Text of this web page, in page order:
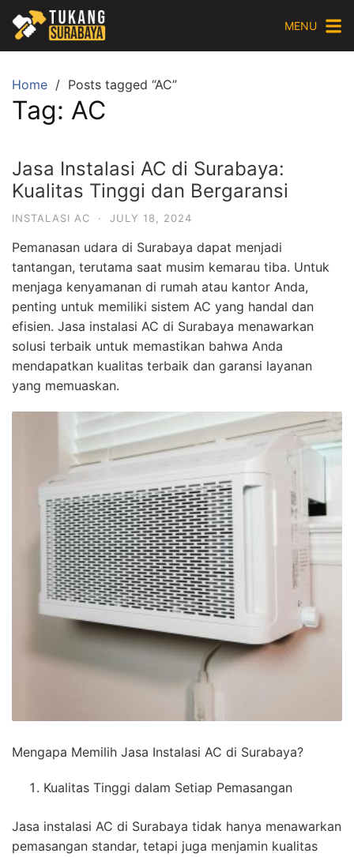
content
MENU
Home Posts tagged “AC”
Tag: AC
Jasa Instalasi AC di Surabaya:
Kualitas Tinggi dan Bergaransi
INSTALASI AC · JULY 18, 2024
Pemanasan udara di Surabaya dapat menjadi
tantangan, terutama saat musim kemarau tiba. Untuk
menjaga kenyamanan di rumah atau kantor Anda,
penting untuk memiliki sistem AC yang handal dan
efisien. Jasa instalasi AC di Surabaya menawarkan
solusi terbaik untuk memastikan bahwa Anda
mendapatkan kualitas terbaik dan garansi layanan
yang memuaskan.
Mengapa Memilih Jasa Instalasi AC di Surabaya?
Kualitas Tinggi dalam Setiap Pemasangan
Jasa instalasi AC di Surabaya tidak hanya menawarkan
pemasangan standar, tetapi juga menjamin kualitas